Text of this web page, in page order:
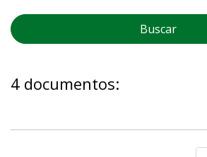
Buscar
4 documentos: